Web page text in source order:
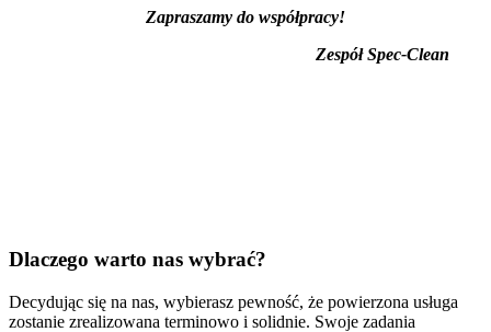
Zapraszamy do współpracy!
Zespół Spec-Clean
Dlaczego warto nas wybrać?
Decydując się na nas, wybierasz pewność, że powierzona usługa
zostanie zrealizowana terminowo i solidnie. Swoje zadania